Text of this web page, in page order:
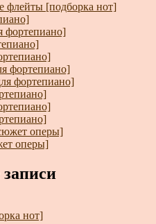
флейты [подборка нот]
фортепиано]
фортепиано]
фортепиано]
оперы]
оперы]
нот]